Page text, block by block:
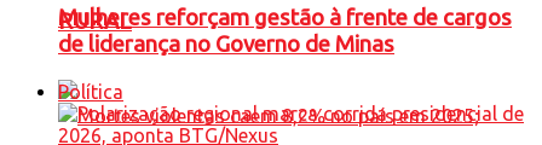
RURAL
Mulheres reforçam gestão à frente de cargos
de liderança no Governo de Minas
Política